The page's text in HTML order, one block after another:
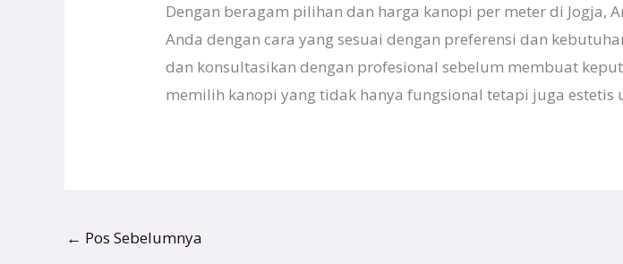
Dengan beragam pilihan dan harga kanopi per meter di
Anda dengan cara yang sesuai dengan preferensi dan
dan konsultasikan dengan profesional sebelum membuat
memilih kanopi yang tidak hanya fungsional tetapi juga estetis
← Pos Sebelumnya